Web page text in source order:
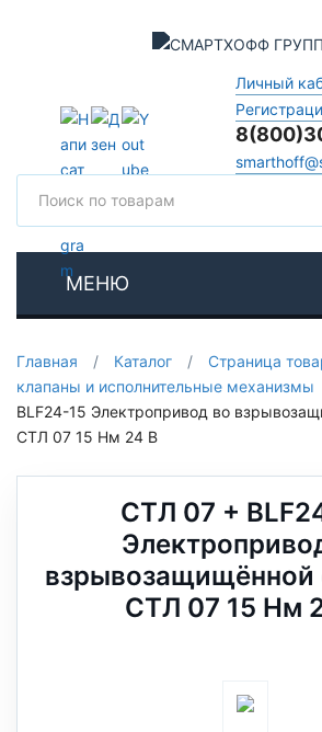
Личный
МЕНЮ
Главная / Каталог / Страница
клапаны и исполнительные механизмы
BLF24-15 Электропривод во
СТЛ 07 15 Нм 24 В
СТЛ 07 +
взрывозащищённой
СТЛ 07 15 Нм